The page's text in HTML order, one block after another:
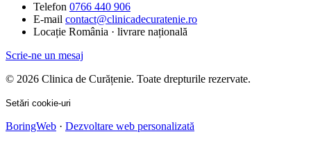
Telefon 0766 440 906
E-mail contact@clinicadecuratenie.ro
Locație România · livrare națională
Scrie-ne un mesaj
© 2026 Clinica de Curățenie. Toate drepturile rezervate.
Setări cookie-uri
BoringWeb · Dezvoltare web personalizată